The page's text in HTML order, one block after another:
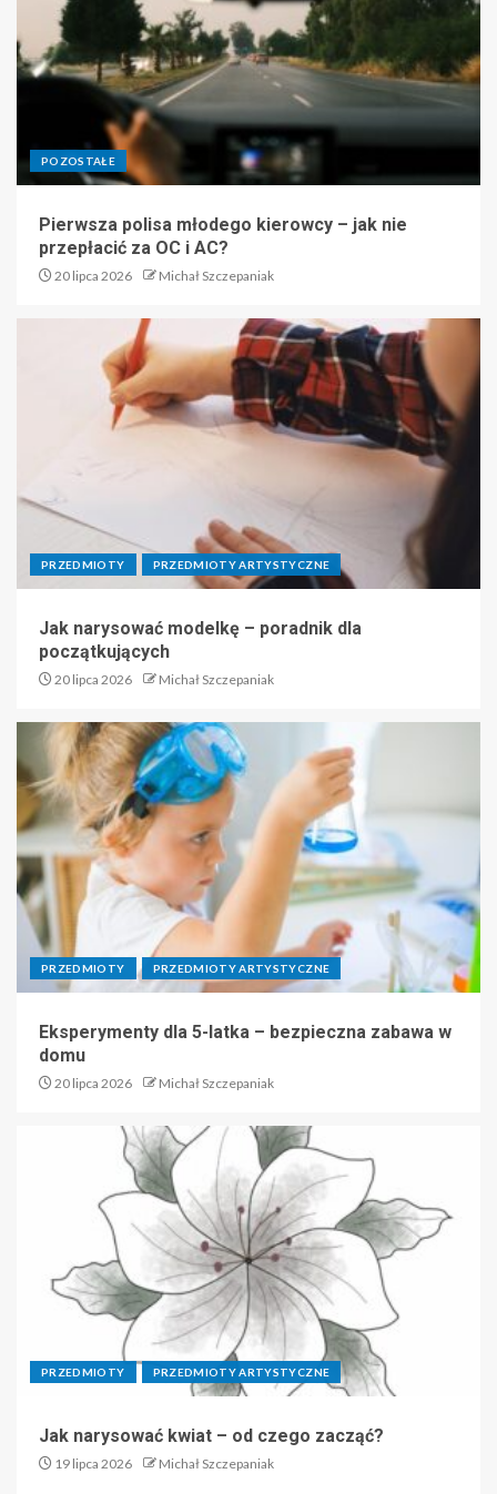
POZOSTAŁE
Pierwsza polisa młodego kierowcy – jak nie
przepłacić za OC i AC?
20 lipca 2026 Michał Szczepaniak
PRZEDMIOTY PRZEDMIOTY ARTYSTYCZNE
Jak narysować modelkę – poradnik dla
początkujących
20 lipca 2026 Michał Szczepaniak
PRZEDMIOTY PRZEDMIOTY ARTYSTYCZNE
Eksperymenty dla 5-latka – bezpieczna zabawa w
domu
20 lipca 2026 Michał Szczepaniak
PRZEDMIOTY PRZEDMIOTY ARTYSTYCZNE
Jak narysować kwiat – od czego zacząć?
19 lipca 2026 Michał Szczepaniak